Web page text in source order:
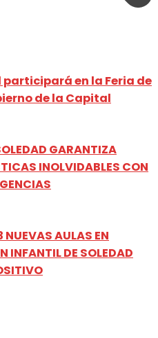
en la Feria de
de la Capital
GARANTIZA
INOLVIDABLES CON
AULAS EN
INFANTIL DE SOLEDAD